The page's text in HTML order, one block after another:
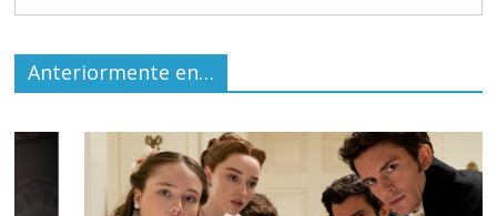
Anteriormente en…